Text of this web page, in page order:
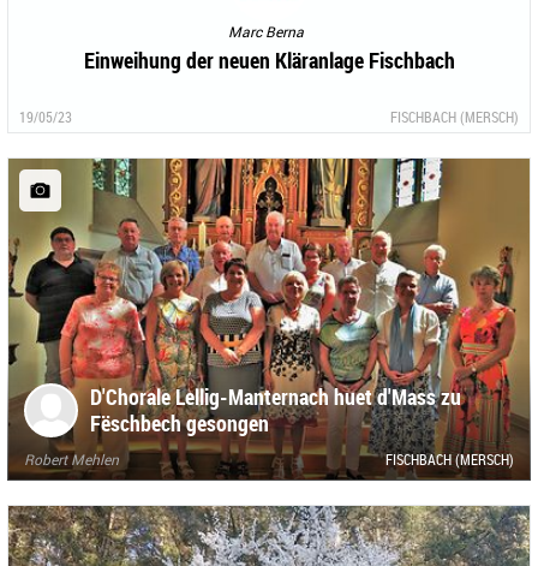
Marc Berna
Einweihung der neuen Kläranlage Fischbach
19/05/23 FISCHBACH (MERSCH)
D'Chorale Lellig-Manternach huet d'Mass zu
Fëschbech gesongen
Robert Mehlen FISCHBACH (MERSCH)